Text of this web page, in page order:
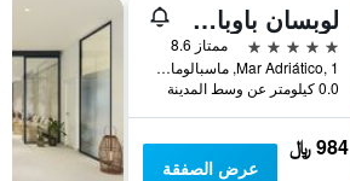
لوبسان باوباب ريزورت
5 نجوم
ممتاز 8.6
Mar Adriático, 1, ماسبالوماس, كناريا الكبرى, أسبانيا
0.0 كيلومتر عن وسط المدينة
984 ﷼
عرض الصفقة